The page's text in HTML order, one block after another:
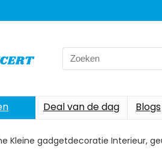
Search
for:
Deal van de dag Blogs
Kleine gadgetdecoratie Interieur,